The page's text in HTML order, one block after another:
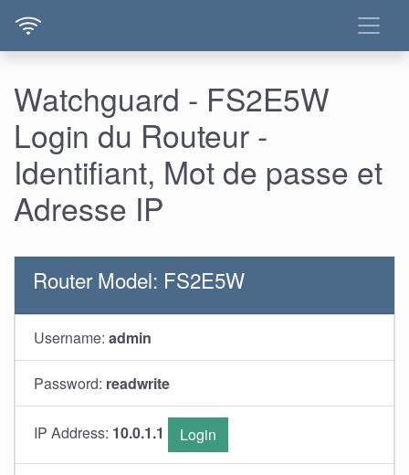
Watchguard - FS2E5W
Login du Routeur -
Identifiant, Mot de passe et
Adresse IP
Router Model: FS2E5W
Username: admin
Password: readwrite
IP Address: 10.0.1.1 Login